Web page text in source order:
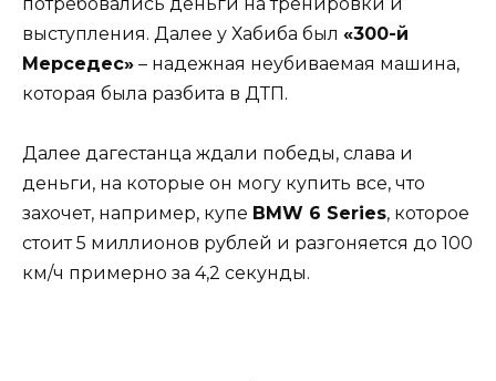
выступления. Далее у Хабиба был «300-й
Мерседес» – надежная неубиваемая машина,
которая была разбита в ДТП.
Далее дагестанца ждали победы, слава и
деньги, на которые он могу купить все, что
захочет, например, купе BMW 6 Series, которое
стоит 5 миллионов рублей и разгоняется до 100
км/ч примерно за 4,2 секунды.